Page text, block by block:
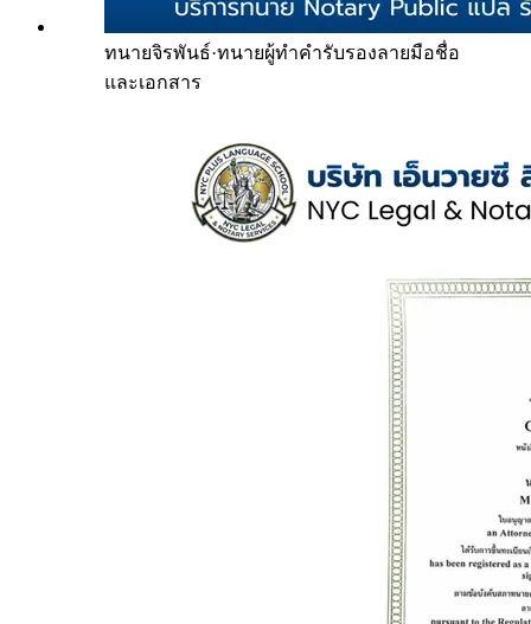
ทนายจิรพันธ์·ทนายผู้ทำคำรับรองลายมือชื่อ
และเอกสาร